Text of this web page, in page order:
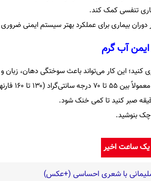
تنفسی کمک کند.
بیماری برای عملکرد بهتر سیستم ایمنی
آب گرم
کنید؛ این کار می‌تواند باعث سوختگی دهان،
تا ۱۶۰ فارنهایت) است.
صبر کنید تا کمی خنک شود.
بنوشید.
یک ساعت اخیر
با شعری احساسی (+عکس)